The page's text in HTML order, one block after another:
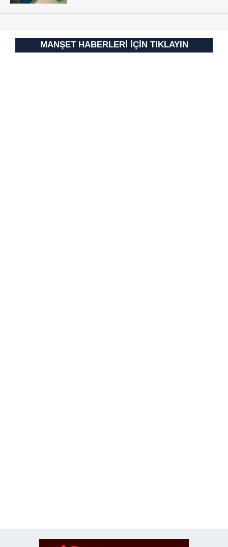
MANŞET HABERLERİ İÇİN TIKLAYIN